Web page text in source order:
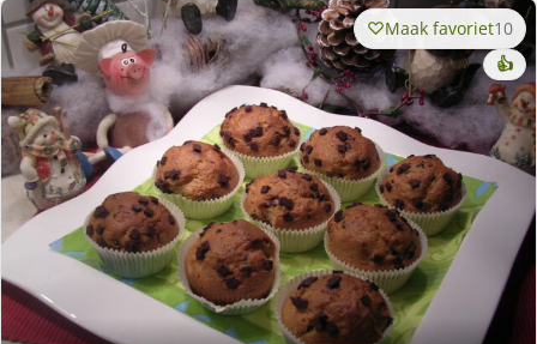
Maak favoriet10
👍